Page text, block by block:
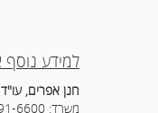
למידע
חנן אפרים, עו"ד
משרד: 03-691-6600